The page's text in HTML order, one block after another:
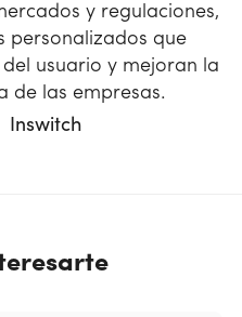
y regulaciones,
personalizados que
usuario y mejoran la
de las empresas.
Inswitch